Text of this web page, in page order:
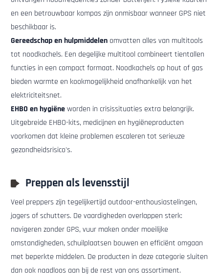
en een betrouwbaar kompas zijn onmisbaar wanneer GPS niet
beschikbaar is.
Gereedschap en hulpmiddelen omvatten alles van multitools
tot noodkachels. Een degelijke multitool combineert tientallen
functies in een compact formaat. Noodkachels op hout of gas
bieden warmte en kookmogelijkheid onafhankelijk van het
elektriciteitsnet.
EHBO en hygiëneworden in crisissituaties extra belangrijk.
Uitgebreide EHBO-kits, medicijnen en hygiëneproducten
voorkomen dat kleine problemen escaleren tot serieuze
gezondheidsrisico's.
Preppen als levensstijl
Veel preppers zijn tegelijkertijd outdoor-enthousiastelingen,
jagers of schutters. De vaardigheden overlappen sterk:
navigeren zonder GPS, vuur maken onder moeilijke
omstandigheden, schuilplaatsen bouwen en efficiënt omgaan
met beperkte middelen. De producten in deze categorie sluiten
dan ook naadloos aan bij de rest van ons assortiment.